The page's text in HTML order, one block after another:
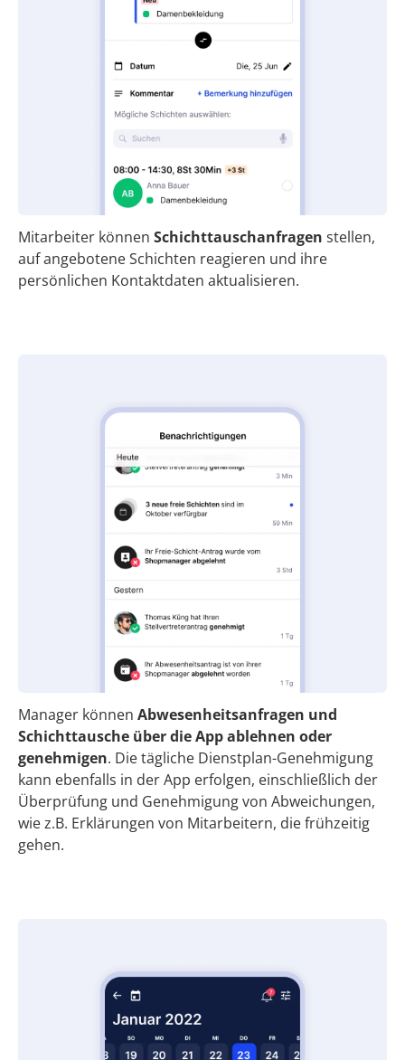
Mitarbeiter können Schichttauschanfragen stellen,
auf angebotene Schichten reagieren und ihre
persönlichen Kontaktdaten aktualisieren.
Manager können Abwesenheitsanfragen und
Schichttausche über die App ablehnen oder
genehmigen. Die tägliche Dienstplan-Genehmigung
kann ebenfalls in der App erfolgen, einschließlich der
Überprüfung und Genehmigung von Abweichungen,
wie z.B. Erklärungen von Mitarbeitern, die frühzeitig
gehen.